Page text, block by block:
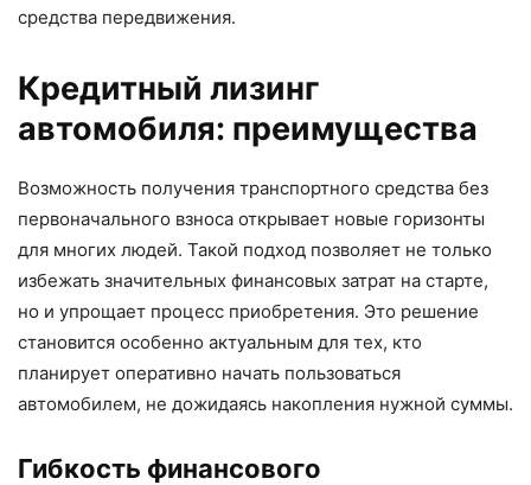
средства передвижения.
Кредитный лизинг
автомобиля: преимущества
Возможность получения транспортного средства без
первоначального взноса открывает новые горизонты
для многих людей. Такой подход позволяет не только
избежать значительных финансовых затрат на старте,
но и упрощает процесс приобретения. Это решение
становится особенно актуальным для тех, кто
планирует оперативно начать пользоваться
автомобилем, не дожидаясь накопления нужной суммы.
Гибкость финансового